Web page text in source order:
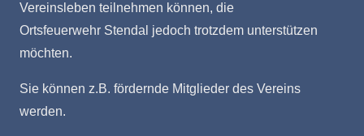
Vereinsleben teilnehmen können, die
Ortsfeuerwehr Stendal jedoch trotzdem unterstützen
möchten.
Sie können z.B. fördernde Mitglieder des Vereins
werden.